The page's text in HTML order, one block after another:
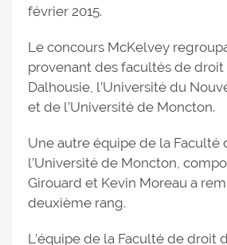
février 2015.
Le concours McKelvey
provenant des facultés de droit
Dalhousie, l’Université du
et de l’Université de Moncton.
Une autre équipe de la Faculté
l’Université de Moncton,
Girouard et Kevin Moreau a
deuxième rang.
L’équipe de la Faculté de droit